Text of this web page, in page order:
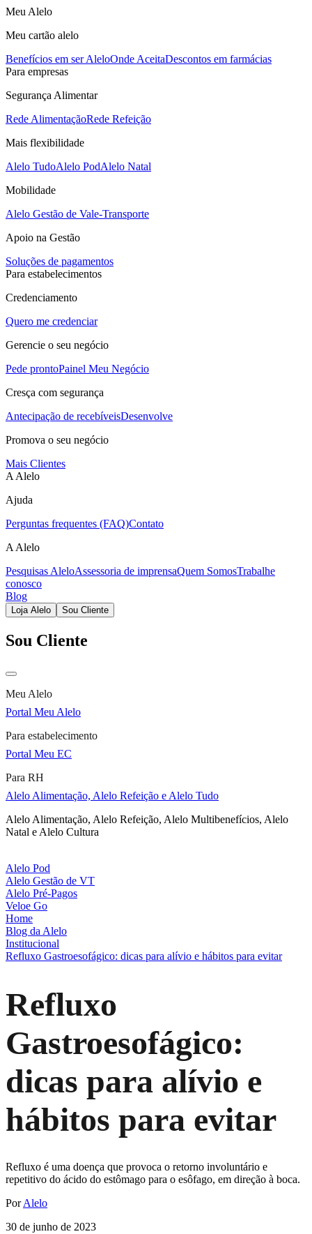
Meu Alelo
Meu cartão alelo
Benefícios em ser AleloOnde AceitaDescontos em farmácias
Para empresas
Segurança Alimentar
Rede AlimentaçãoRede Refeição
Mais flexibilidade
Alelo TudoAlelo PodAlelo Natal
Mobilidade
Alelo Gestão de Vale-Transporte
Apoio na Gestão
Soluções de pagamentos
Para estabelecimentos
Credenciamento
Quero me credenciar
Gerencie o seu negócio
Pede prontoPainel Meu Negócio
Cresça com segurança
Antecipação de recebíveisDesenvolve
Promova o seu negócio
Mais Clientes
A Alelo
Ajuda
Perguntas frequentes (FAQ)Contato
A Alelo
Pesquisas AleloAssessoria de imprensaQuem SomosTrabalhe
conosco
Blog
Loja Alelo Sou Cliente
Sou Cliente
Meu Alelo
Portal Meu Alelo
Para estabelecimento
Portal Meu EC
Para RH
Alelo Alimentação, Alelo Refeição e Alelo Tudo
Alelo Alimentação, Alelo Refeição, Alelo Multibenefícios, Alelo
Natal e Alelo Cultura
Alelo Pod
Alelo Gestão de VT
Alelo Pré-Pagos
Veloe Go
Home
Blog da Alelo
Institucional
Refluxo Gastroesofágico: dicas para alívio e hábitos para evitar
Refluxo
Gastroesofágico:
dicas para alívio e
hábitos para evitar
Refluxo é uma doença que provoca o retorno involuntário e
repetitivo do ácido do estômago para o esôfago, em direção à boca.
PorAlelo
30 de junho de 2023